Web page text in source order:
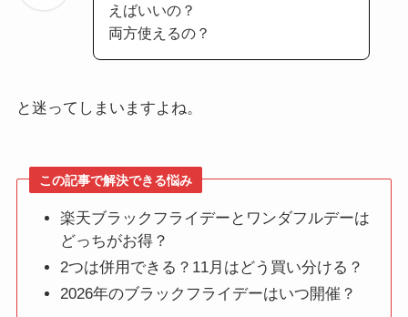
えばいいの？
両方使えるの？
と迷ってしまいますよね。
この記事で解決できる悩み
楽天ブラックフライデーとワンダフルデーは
どっちがお得？
2つは併用できる？11月はどう買い分ける？
2026年のブラックフライデーはいつ開催？